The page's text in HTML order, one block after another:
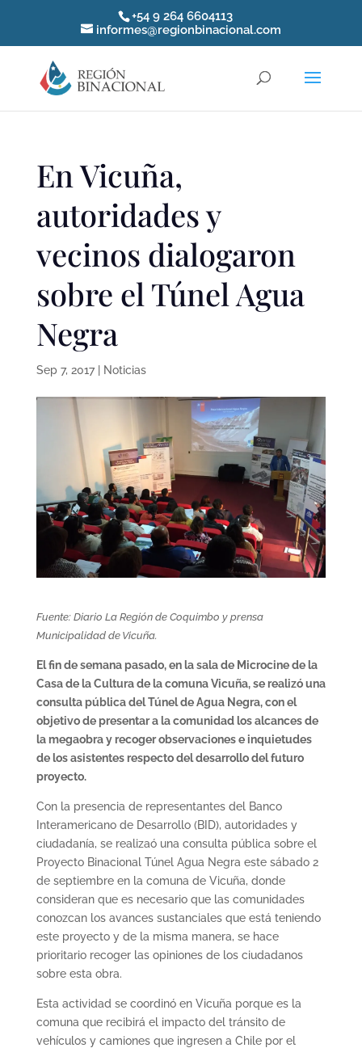
+54 9 264 6604113
informes@regionbinacional.com
En Vicuña,
autoridades y
vecinos dialogaron
sobre el Túnel Agua
Negra
Sep 7, 2017| Noticias
Fuente: Diario La Región de Coquimbo y prensa
Municipalidad de Vicuña.
El fin de semana pasado, en la sala de Microcine de la
Casa de la Cultura de la comuna Vicuña, se realizó una
consulta pública del Túnel de Agua Negra, con el
objetivo depresentar a la comunidad los alcances de
la megaobra y recoger observaciones e inquietudes
de los asistentes respecto del desarrollo del futuro
proyecto.
Con la presencia de representantes del Banco
Interamericano de Desarrollo (BID), autoridades y
ciudadanía, se realizaó una consulta pública sobre el
Proyecto Binacional Túnel Agua Negra este sábado 2
de septiembre en la comuna de Vicuña, donde
consideran que es necesario que las comunidades
conozcan los avances sustanciales que está teniendo
este proyecto y de la misma manera, se hace
prioritario recoger las opiniones de los ciudadanos
sobre esta obra.
Esta actividad se coordinó en Vicuña porque es la
comuna que recibirá el impacto del tránsito de
vehículos y camiones que ingresen a Chile por el